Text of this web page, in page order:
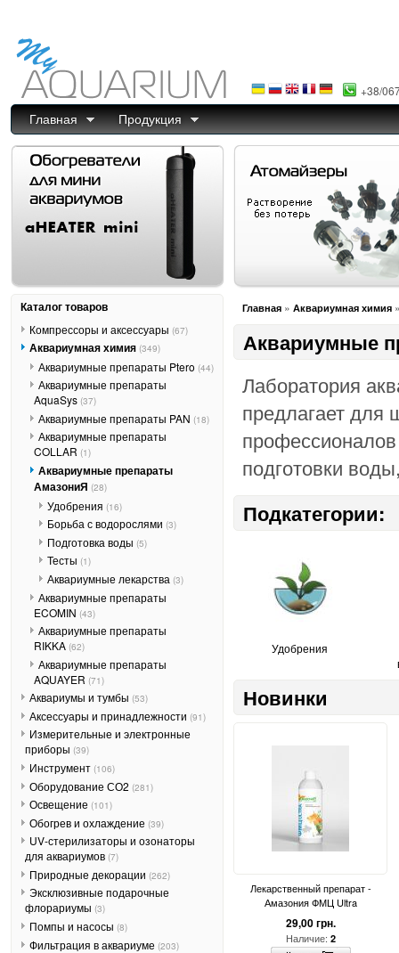
+38/
Главная Продукция
Главная » Аквариумная химия
Аквариумные
Лаборатория
предлагает для
подготовки
Подкатегории:
Удобрения
Новинки
Лекарственный препарат -
Амазония ФМЦ Ultra
29,00 грн.
Наличие: 2
Каталог товаров
Компрессоры и аксессуары (67)
Аквариумная химия (349)
Аквариумные препараты Ptero (44)
Аквариумные препараты
AquaSys (37)
Аквариумные препараты PAN (18)
Аквариумные препараты
COLLAR (1)
Аквариумные препараты
АмазониЯ (28)
Удобрения (16)
Борьба с водорослями (3)
Подготовка воды (5)
Тесты (1)
Аквариумные лекарства (3)
Аквариумные препараты
ECOMIN (43)
Аквариумные препараты
RIKKA (62)
Аквариумные препараты
AQUAYER (71)
Аквариумы и тумбы (53)
Аксессуары и принадлежности (91)
Измерительные и электронные
приборы (39)
Инструмент (106)
Оборудование СО2 (281)
Освещение (101)
Обогрев и охлаждение (39)
UV-стерилизаторы и озонаторы
для аквариумов (7)
Природные декорации (262)
Эксклюзивные подарочные
флорариумы (3)
Помпы и насосы (8)
Фильтрация в аквариуме (203)